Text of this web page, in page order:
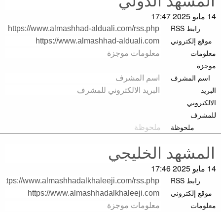
14 مايو 2025 17:47
رابط RSS
موقع إلكتروني
معلومات
موجزة
اسم المشرف
البريد
الالكتروني
للمشرف
ملحوظة
14 مايو 2025 17:46
رابط RSS
موقع إلكتروني
معلومات